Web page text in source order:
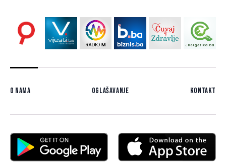
O nama Oglašavanje Kontakt